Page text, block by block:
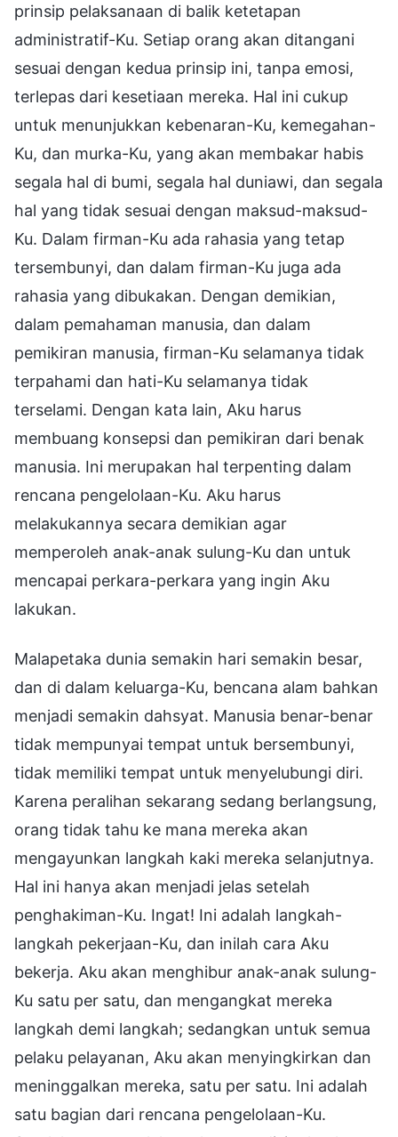
prinsip pelaksanaan di balik ketetapan
administratif-Ku. Setiap orang akan ditangani
sesuai dengan kedua prinsip ini, tanpa emosi,
terlepas dari kesetiaan mereka. Hal ini cukup
untuk menunjukkan kebenaran-Ku, kemegahan-
Ku, dan murka-Ku, yang akan membakar habis
segala hal di bumi, segala hal duniawi, dan segala
hal yang tidak sesuai dengan maksud-maksud-
Ku. Dalam firman-Ku ada rahasia yang tetap
tersembunyi, dan dalam firman-Ku juga ada
rahasia yang dibukakan. Dengan demikian,
dalam pemahaman manusia, dan dalam
pemikiran manusia, firman-Ku selamanya tidak
terpahami dan hati-Ku selamanya tidak
terselami. Dengan kata lain, Aku harus
membuang konsepsi dan pemikiran dari benak
manusia. Ini merupakan hal terpenting dalam
rencana pengelolaan-Ku. Aku harus
melakukannya secara demikian agar
memperoleh anak-anak sulung-Ku dan untuk
mencapai perkara-perkara yang ingin Aku
lakukan.
Malapetaka dunia semakin hari semakin besar,
dan di dalam keluarga-Ku, bencana alam bahkan
menjadi semakin dahsyat. Manusia benar-benar
tidak mempunyai tempat untuk bersembunyi,
tidak memiliki tempat untuk menyelubungi diri.
Karena peralihan sekarang sedang berlangsung,
orang tidak tahu ke mana mereka akan
mengayunkan langkah kaki mereka selanjutnya.
Hal ini hanya akan menjadi jelas setelah
penghakiman-Ku. Ingat! Ini adalah langkah-
langkah pekerjaan-Ku, dan inilah cara Aku
bekerja. Aku akan menghibur anak-anak sulung-
Ku satu per satu, dan mengangkat mereka
langkah demi langkah; sedangkan untuk semua
pelaku pelayanan, Aku akan menyingkirkan dan
meninggalkan mereka, satu per satu. Ini adalah
satu bagian dari rencana pengelolaan-Ku.